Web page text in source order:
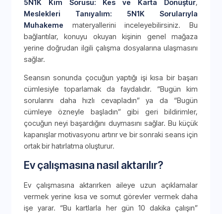
5N1K Kim Sorusu: Kes ve Karta Dönüştür,
Meslekleri Tanıyalım: 5N1K Sorularıyla
Muhakeme materyallerini inceleyebilirsiniz. Bu
bağlantılar, konuyu okuyan kişinin genel mağaza
yerine doğrudan ilgili çalışma dosyalarına ulaşmasını
sağlar.
Seansın sonunda çocuğun yaptığı işi kısa bir başarı
cümlesiyle toparlamak da faydalıdır. “Bugün kim
sorularını daha hızlı cevapladın” ya da “Bugün
cümleye özneyle başladın” gibi geri bildirimler,
çocuğun neyi başardığını duymasını sağlar. Bu küçük
kapanışlar motivasyonu artırır ve bir sonraki seans için
ortak bir hatırlatma oluşturur.
Ev çalışmasına nasıl aktarılır?
Ev çalışmasına aktarırken aileye uzun açıklamalar
vermek yerine kısa ve somut görevler vermek daha
işe yarar. “Bu kartlarla her gün 10 dakika çalışın”